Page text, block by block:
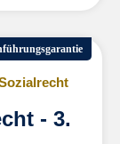
- 3.